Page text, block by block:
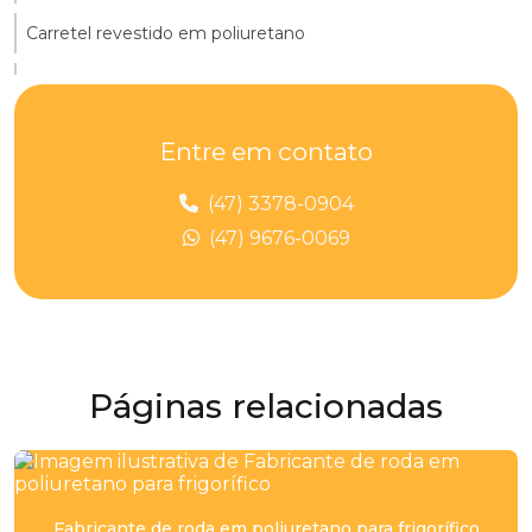
Carretel revestido em poliuretano
Chapa de poliuretano 10mm
Chapas de poliuretano
Distribuidor poliuretano
Entre em contato
(47) 3378-0904
(47) 9676-0069
Páginas relacionadas